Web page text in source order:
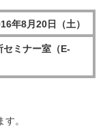
年8月20日（土）
ミナー室（E-
。